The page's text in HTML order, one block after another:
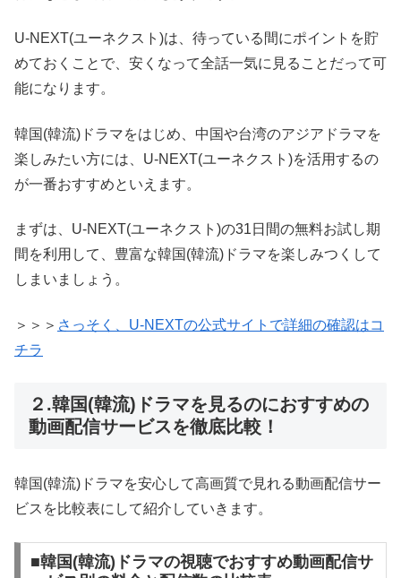
U-NEXT(ユーネクスト)は、待っている間にポイントを貯
めておくことで、安くなって全話一気に見ることだって可
能になります。
韓国(韓流)ドラマをはじめ、中国や台湾のアジアドラマを
楽しみたい方には、U-NEXT(ユーネクスト)を活用するの
が一番おすすめといえます。
まずは、U-NEXT(ユーネクスト)の31日間の無料お試し期
間を利用して、豊富な韓国(韓流)ドラマを楽しみつくして
しまいましょう。
＞＞＞ さっそく、U-NEXTの公式サイトで詳細の確認はコ
チラ
２.韓国(韓流)ドラマを見るのにおすすめの
動画配信サービスを徹底比較！
韓国(韓流)ドラマを安心して高画質で見れる動画配信サー
ビスを比較表にして紹介していきます。
■韓国(韓流)ドラマの視聴でおすすめ動画配信サ